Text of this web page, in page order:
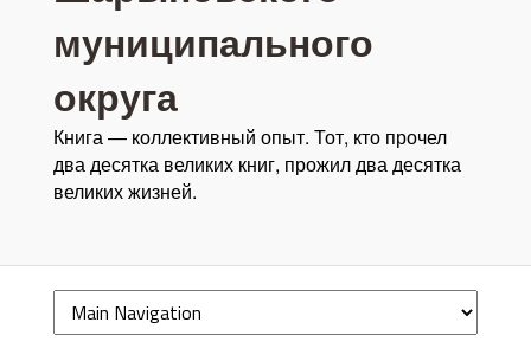
муниципального
округа
Книга — коллективный опыт. Тот, кто прочел
два десятка великих книг, прожил два десятка
великих жизней.